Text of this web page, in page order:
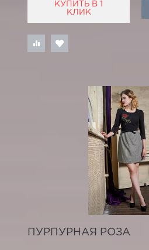
КУПИТЬ В 1
КЛИК
ПУРПУРНАЯ РОЗА